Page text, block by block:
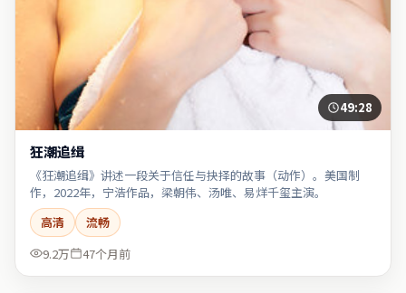
49:28
狂潮追缉
《狂潮追缉》讲述一段关于信任与抉择的故事（动作）。美国制
作，2022年，宁浩作品，梁朝伟、汤唯、易烊千玺主演。
高清
流畅
9.2万
47个月前